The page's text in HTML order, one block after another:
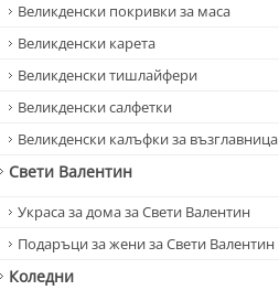
Великденски покривки за маса
Великденски карета
Великденски тишлайфери
Великденски салфетки
Великденски калъфки за възглавница
Свети Валентин
Украса за дома за Свети Валентин
Подаръци за жени за Свети Валентин
Коледни